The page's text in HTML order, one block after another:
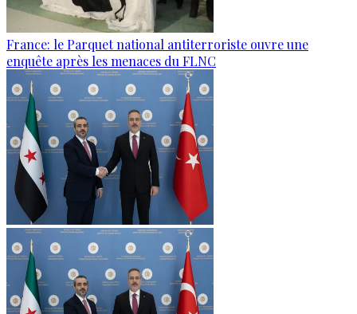
France: le Parquet national antiterroriste ouvre une
enquête après les menaces du FLNC